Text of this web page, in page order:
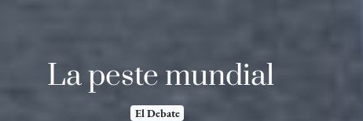
La peste mundial
El Debate